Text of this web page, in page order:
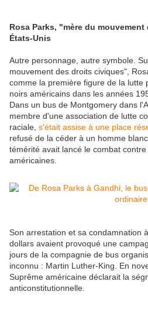
Rosa Parks, "mère du
États-Unis
Autre personnage, autre symbole.
mouvement des droits civiques",
comme la première figure de la lutte
noirs américains dans les années
Dans un bus de Montgomery dans
membre d'une association de lutte
raciale, s'était assise à une place
refusé de la céder à un homme
témérité avait lancé le combat
américaines.
Son arrestation et sa condamnation
dollars avaient provoqué une
jours de la compagnie de bus
inconnu : Martin Luther-King. En
Suprême américaine déclarait la
anticonstitutionnelle.